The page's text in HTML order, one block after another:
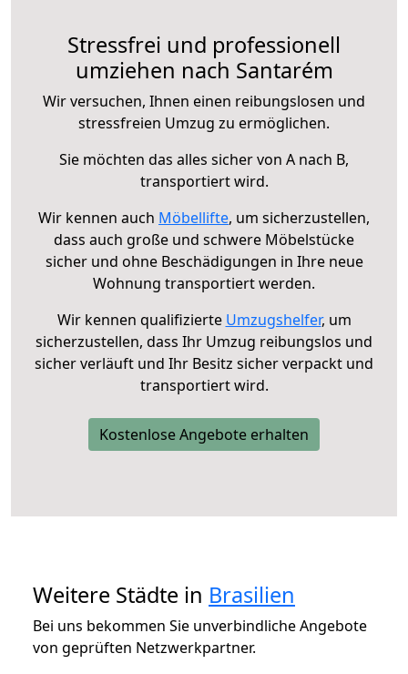
Stressfrei und professionell
umziehen nach Santarém
Wir versuchen, Ihnen einen reibungslosen und
stressfreien Umzug zu ermöglichen.
Sie möchten das alles sicher von A nach B,
transportiert wird.
Wir kennen auch Möbellifte, um sicherzustellen,
dass auch große und schwere Möbelstücke
sicher und ohne Beschädigungen in Ihre neue
Wohnung transportiert werden.
Wir kennen qualifizierte Umzugshelfer, um
sicherzustellen, dass Ihr Umzug reibungslos und
sicher verläuft und Ihr Besitz sicher verpackt und
transportiert wird.
Kostenlose Angebote erhalten
Weitere Städte in Brasilien
Bei uns bekommen Sie unverbindliche Angebote
von geprüften Netzwerkpartner.